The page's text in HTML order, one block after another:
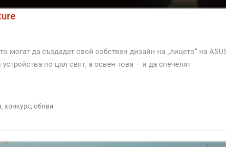
могат да създадат свой собствен дизайн на „лицето“ на
по цял свят, а освен това – и да спечелят
, конкурс, обяви